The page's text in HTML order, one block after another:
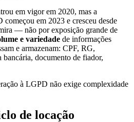
em vigor em 2020, mas a
em 2023 e cresceu desde
— não por exposição grande de
e variedade de informações
e armazenam: CPF, RG,
documento de fiador,
à LGPD não exige complexidade
de locação